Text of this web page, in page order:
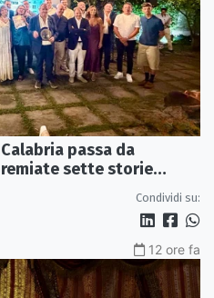
passa da
sette storie
Condividi su:
12 ore fa